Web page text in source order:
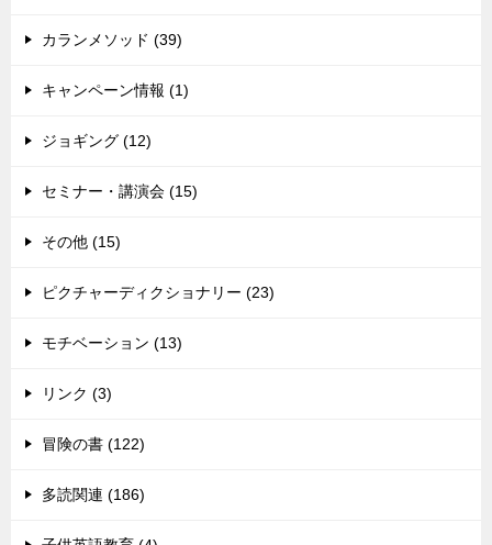
カランメソッド (39)
キャンペーン情報 (1)
ジョギング (12)
セミナー・講演会 (15)
その他 (15)
ピクチャーディクショナリー (23)
モチベーション (13)
リンク (3)
冒険の書 (122)
多読関連 (186)